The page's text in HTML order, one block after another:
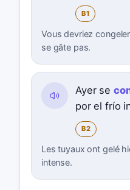
B1
Vous devriez
se gâte pas.
Ayer se
por el frío
B2
Les tuyaux ont gelé
intense.